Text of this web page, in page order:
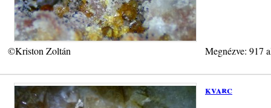
©Kriston Zoltán Megnézve: 917
kvarc